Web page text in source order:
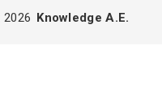
2026 Knowledge A.E.